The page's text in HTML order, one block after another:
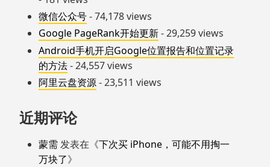
微信公众号- 74,178 views
Google PageRank开始更新- 29,259 views
Android手机开启Google位置报告和位置记录
的方法- 24,557 views
阿里云盘资源- 23,511 views
近期评论
蒙需 发表在《下次买 iPhone，可能不用掏一
万块了》